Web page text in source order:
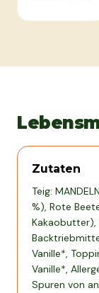
Zutaten
Teig:
%), Rote
Kakaobutter),
Vanille*,
Vanille*,
Spuren von